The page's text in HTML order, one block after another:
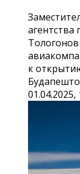
агентства
к
01.04.2025,